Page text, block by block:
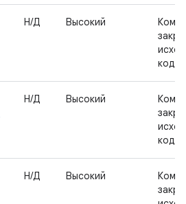
Н/Д Высокий
Н/Д Высокий
Н/Д Высокий